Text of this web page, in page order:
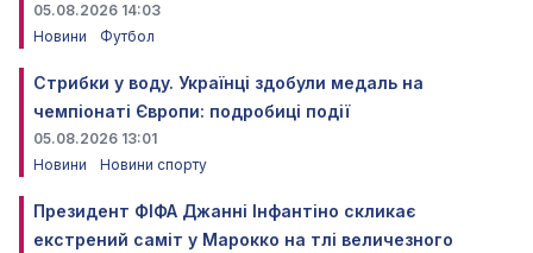
05.08.2026 14:03
Новини
Футбол
Стрибки у воду. Українці здобули медаль на
чемпіонаті Європи: подробиці події
05.08.2026 13:01
Новини
Новини спорту
Президент ФІФА Джанні Інфантіно скликає
екстрений саміт у Марокко на тлі величезного